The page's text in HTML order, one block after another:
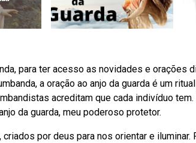
para ter acesso as novidades e orações
a oração ao anjo da guarda é um
acreditam que cada indivíduo
da guarda, meu poderoso protetor.
por deus para nos orientar e iluminar.